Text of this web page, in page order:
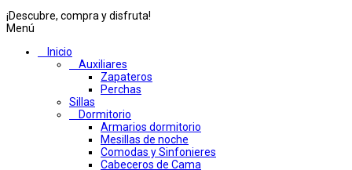
¡Descubre, compra y disfruta!
Menú
Inicio
Auxiliares
Zapateros
Perchas
Sillas
Dormitorio
Armarios dormitorio
Mesillas de noche
Comodas y Sinfonieres
Cabeceros de Cama